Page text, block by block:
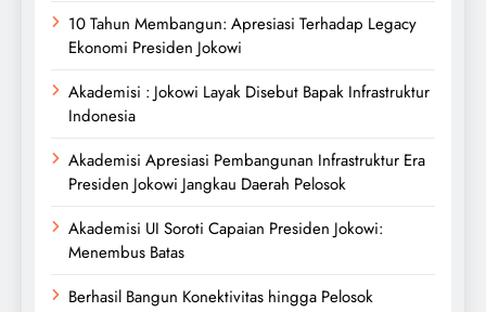
10 Tahun Membangun: Apresiasi Terhadap Legacy
Ekonomi Presiden Jokowi
Akademisi : Jokowi Layak Disebut Bapak Infrastruktur
Indonesia
Akademisi Apresiasi Pembangunan Infrastruktur Era
Presiden Jokowi Jangkau Daerah Pelosok
Akademisi UI Soroti Capaian Presiden Jokowi:
Menembus Batas
Berhasil Bangun Konektivitas hingga Pelosok